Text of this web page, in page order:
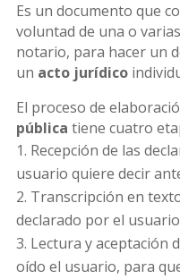
Es un documento que
voluntad de una o
notario, para hacer un
un acto jurídico
El proceso de
pública tiene cuatro
Recepción de las
usuario quiere decir
Transcripción en
declarado por el
Lectura y aceptación
oído el usuario, para